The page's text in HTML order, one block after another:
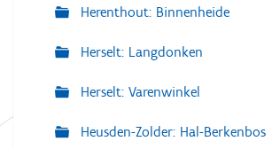
Herenthout: Binnenheide
Herselt: Langdonken
Herselt: Varenwinkel
Heusden-Zolder: Hal-Berkenbos